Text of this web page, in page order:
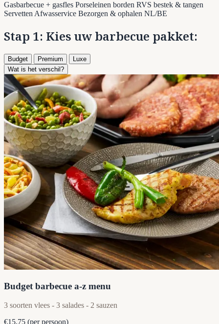
Gasbarbecue + gasfles Porseleinen borden RVS bestek & tangen
Servetten Afwasservice Bezorgen & ophalen NL/BE
Stap 1: Kies uw barbecue pakket:
Budget Premium
Luxe
Wat is het verschil?
Budget barbecue a-z menu
3 soorten vlees - 3 salades - 2 sauzen
€15,75 (per persoon)